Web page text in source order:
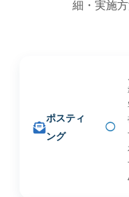
細・実施
ポスティ
ング
◯